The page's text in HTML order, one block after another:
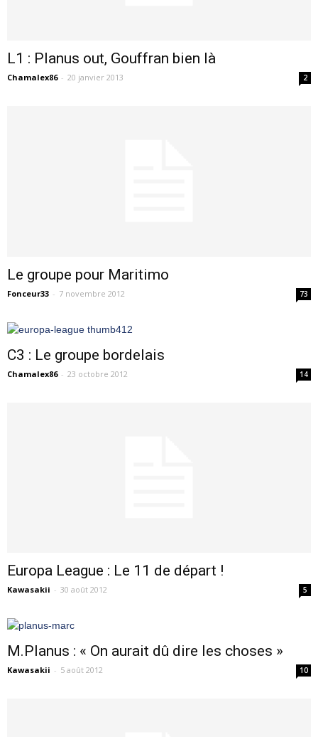
L1 : Planus out, Gouffran bien là
Chamalex86 - 20 janvier 2013 2
Le groupe pour Maritimo
Fonceur33 - 7 novembre 2012 73
C3 : Le groupe bordelais
Chamalex86 - 23 octobre 2012 14
Europa League : Le 11 de départ !
Kawasakii - 30 août 2012 5
M.Planus : « On aurait dû dire les choses »
Kawasakii - 5 août 2012 10